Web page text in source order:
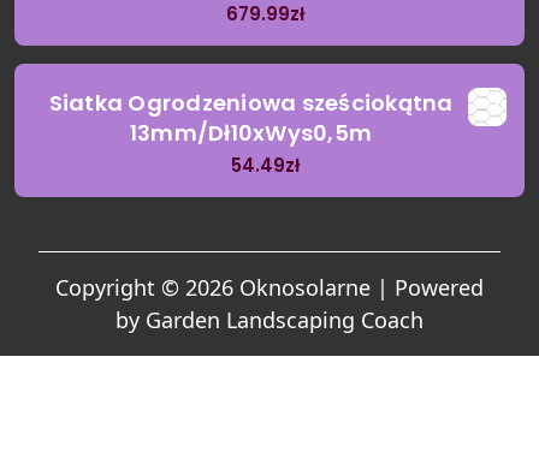
679.99zł
Siatka Ogrodzeniowa sześciokątna
13mm/Dł10xWys0,5m
54.49zł
Copyright © 2026 Oknosolarne | Powered
by Garden Landscaping Coach